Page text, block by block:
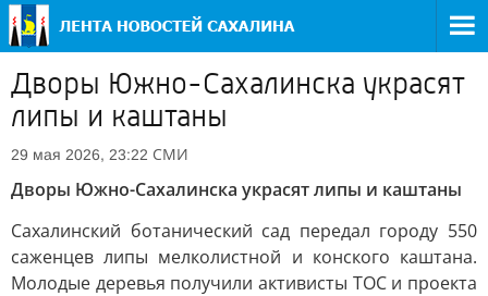
Дворы Южно-Сахалинска украсят
липы и каштаны
29 мая 2026, 23:22 СМИ
Дворы Южно-Сахалинска украсят липы и каштаны
Сахалинский ботанический сад передал городу 550
саженцев липы мелколистной и конского каштана.
Молодые деревья получили активисты ТОС и проекта